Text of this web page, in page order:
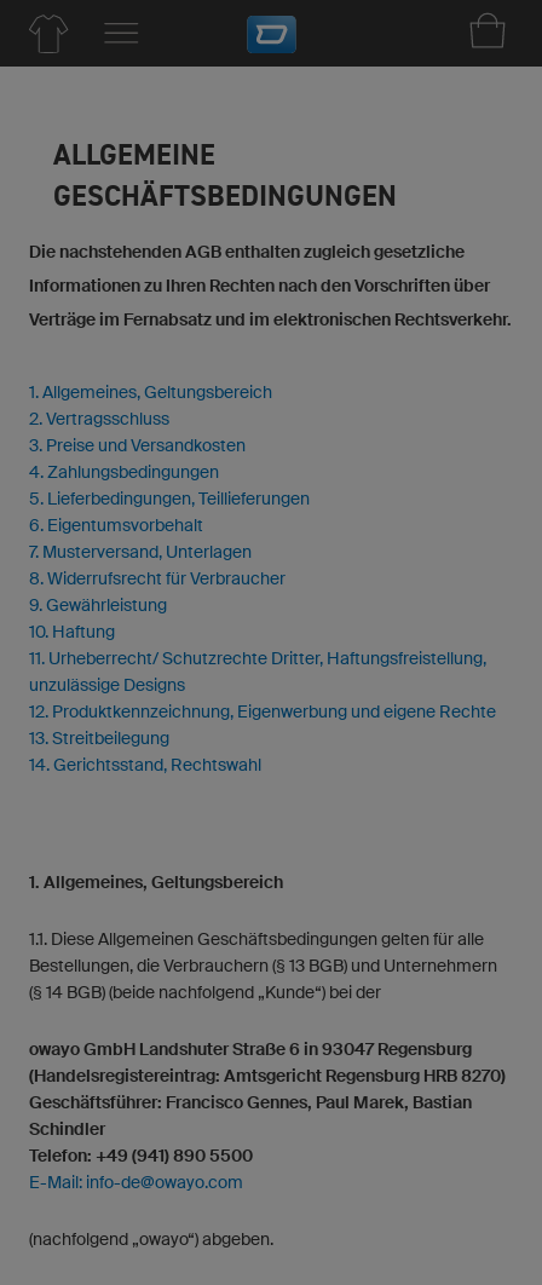
ALLGEMEINE
GESCHÄFTSBEDINGUNGEN
Die nachstehenden AGB enthalten zugleich gesetzliche
Informationen zu Ihren Rechten nach den Vorschriften über
Verträge im Fernabsatz und im elektronischen Rechtsverkehr.
1. Allgemeines, Geltungsbereich
2. Vertragsschluss
3. Preise und Versandkosten
4. Zahlungsbedingungen
5. Lieferbedingungen, Teillieferungen
6. Eigentumsvorbehalt
7. Musterversand, Unterlagen
8. Widerrufsrecht für Verbraucher
9. Gewährleistung
10. Haftung
11. Urheberrecht/ Schutzrechte Dritter, Haftungsfreistellung,
unzulässige Designs
12. Produktkennzeichnung, Eigenwerbung und eigene Rechte
13. Streitbeilegung
14. Gerichtsstand, Rechtswahl
1. Allgemeines, Geltungsbereich
1.1. Diese Allgemeinen Geschäftsbedingungen gelten für alle
Bestellungen, die Verbrauchern (§ 13 BGB) und Unternehmern
(§ 14 BGB) (beide nachfolgend „Kunde“) bei der
owayo GmbH Landshuter Straße 6 in 93047 Regensburg
(Handelsregistereintrag: Amtsgericht Regensburg HRB 8270)
Geschäftsführer: Francisco Gennes, Paul Marek, Bastian
Schindler
Telefon: +49 (941) 890 5500
E-Mail: info-de@owayo.com
(nachfolgend „owayo“) abgeben.